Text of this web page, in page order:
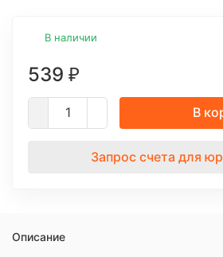
В наличии
539 ₽
В
Запрос счета для
Описание